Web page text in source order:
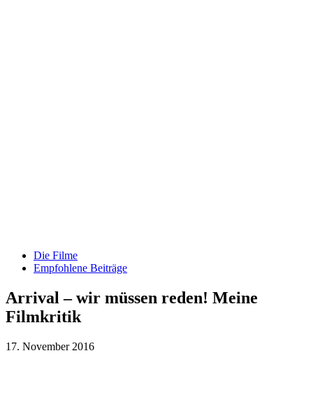
Die Filme
Empfohlene Beiträge
Arrival – wir müssen reden! Meine
Filmkritik
17. November 2016